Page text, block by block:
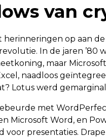
van
herinneringen op aan
In de jaren ’80
maar
naadloos
Lotus werd
met
Microsoft Word, en
voor presentaties.